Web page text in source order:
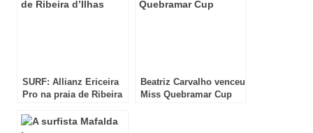
SURF: Allianz Ericeira
Pro na praia de Ribeira
Beatriz Carvalho venceu
Miss Quebramar Cup